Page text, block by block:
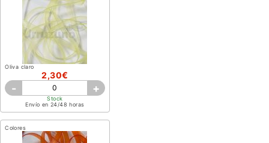
Oliva claro
2,30€
- +
Stock
Envío en 24/48 horas
Colores